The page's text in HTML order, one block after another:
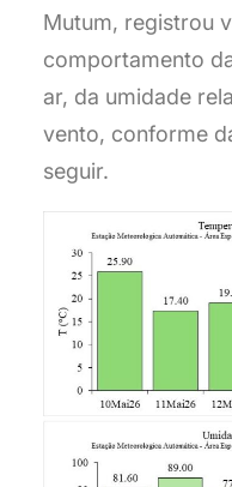
Mutum, registrou
comportamento
ar, da umidade
vento, conforme
seguir.